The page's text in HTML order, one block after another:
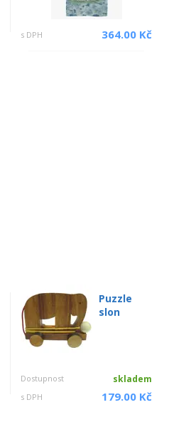
Puzzle
slon
Dostupnost skladem
s DPH 179.00 Kč
s DPH 364.00 Kč